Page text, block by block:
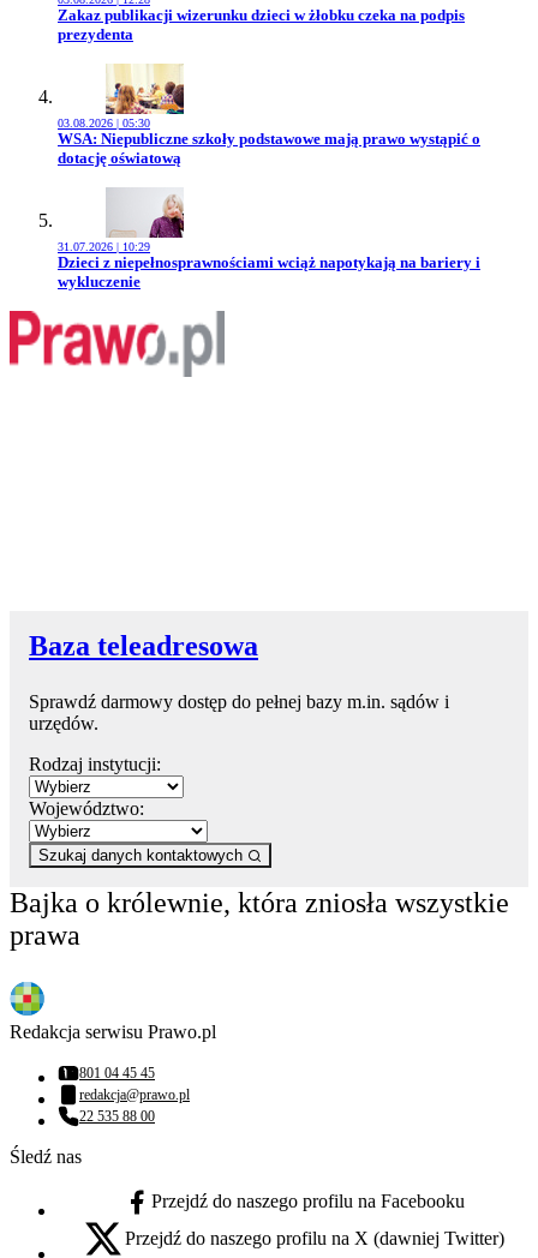
Przejdź do artykułu:
Zakaz publikacji wizerunku dzieci w żłobku czeka na podpis
prezydenta
03.08.2026 | 05:30
Przejdź do artykułu:
WSA: Niepubliczne szkoły podstawowe mają prawo wystąpić o
dotację oświatową
31.07.2026 | 10:29
Przejdź do artykułu:
Dzieci z niepełnosprawnościami wciąż napotykają na bariery i
wykluczenie
Baza teleadresowa
Sprawdź darmowy dostęp do pełnej bazy m.in. sądów i
urzędów.
Rodzaj instytucji:
Województwo:
Szukaj danych kontaktowych
Bajka o królewnie, która zniosła wszystkie
prawa
Redakcja serwisu Prawo.pl
Numer telefonu:
801 04 45 45
Adres email:
redakcja@prawo.pl
Numer telefonu:
22 535 88 00
Śledź nas
facebook - otwiera się w nowej karcie
Przejdź do naszego profilu na Facebooku
x - otwiera się w nowej karcie
Przejdź do naszego profilu na X (dawniej Twitter)